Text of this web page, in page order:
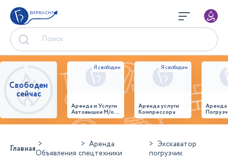
БИРЖА СНГ
Свободен
сейчас
Аренда и Услуги
Автовышки М/о г.
Домодедово
26,28,32 место
Аренда услуги
Компрессора
ГлавнаяОбъявления
Аренда
спецтехники
Экскаватор
погрузчик